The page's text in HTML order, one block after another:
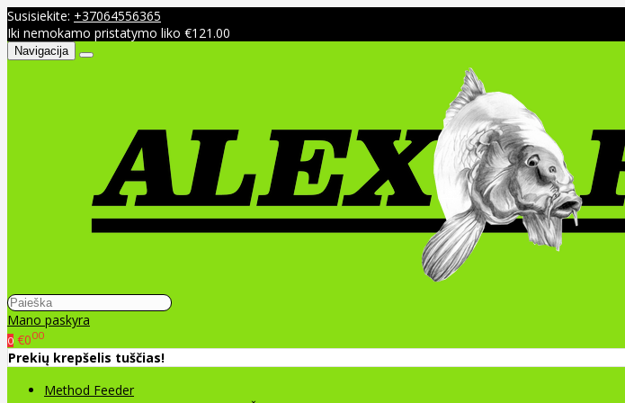
Susisiekite: +37064556365
Iki nemokamo pristatymo liko €121.00
Navigacija
Mano paskyra
0 €000
Prekių krepšelis tuščias!
Method Feeder